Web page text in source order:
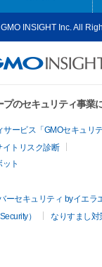
INSIGHT Inc. All
のセキュリティ事業
ービス「GMOセキュリテ
イトリスク診断
ト
セキュリティ byイエラ
）
なりすまし対